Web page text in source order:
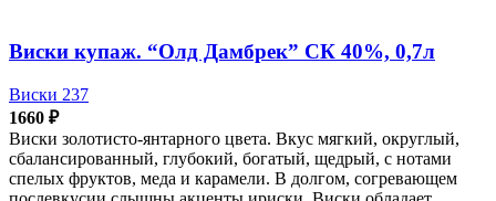
Виски купаж. “Олд Дамбрек” СК 40%, 0,7л
Виски 237
1660 ₽
Виски золотисто-янтарного цвета. Вкус мягкий, округлый,
сбалансированный, глубокий, богатый, щедрый, с нотами
спелых фруктов, меда и карамели. В долгом, согревающем